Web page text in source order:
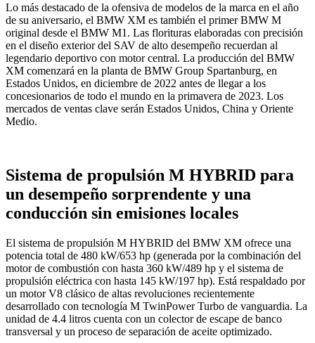
Lo más destacado de la ofensiva de modelos de la marca en el año
de su aniversario, el BMW XM es también el primer BMW M
original desde el BMW M1. Las florituras elaboradas con precisión
en el diseño exterior del SAV de alto desempeño recuerdan al
legendario deportivo con motor central. La producción del BMW
XM comenzará en la planta de BMW Group Spartanburg, en
Estados Unidos, en diciembre de 2022 antes de llegar a los
concesionarios de todo el mundo en la primavera de 2023. Los
mercados de ventas clave serán Estados Unidos, China y Oriente
Medio.
Sistema de propulsión M HYBRID para
un desempeño sorprendente y una
conducción sin emisiones locales
El sistema de propulsión M HYBRID del BMW XM ofrece una
potencia total de 480 kW/653 hp (generada por la combinación del
motor de combustión con hasta 360 kW/489 hp y el sistema de
propulsión eléctrica con hasta 145 kW/197 hp). Está respaldado por
un motor V8 clásico de altas revoluciones recientemente
desarrollado con tecnología M TwinPower Turbo de vanguardia. La
unidad de 4.4 litros cuenta con un colector de escape de banco
transversal y un proceso de separación de aceite optimizado.